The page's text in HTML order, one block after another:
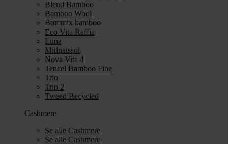
Blend Bamboo
Bamboo Wool
Bommix bamboo
Eco Vita Raffia
Luna
Midnatssol
Nova Vita 4
Tencel Bamboo Fine
Trio
Trio 2
Tweed Recycled
Cashmere
Se alle Cashmere
Se alle Cashmere